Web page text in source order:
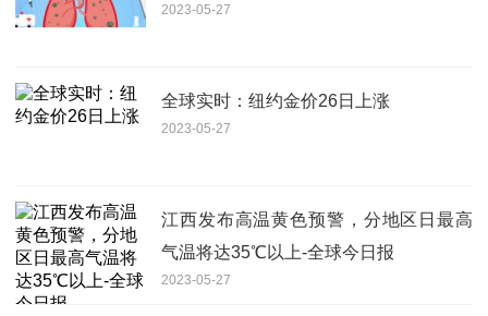
2023-05-27
全球实时：纽约金价26日上涨
2023-05-27
江西发布高温黄色预警，分地区日最高
气温将达35℃以上-全球今日报
2023-05-27